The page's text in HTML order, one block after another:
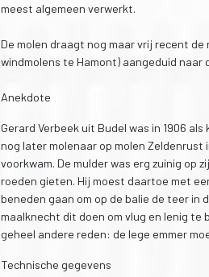
meest algemeen verwerkt.
De molen draagt nog maar vrij recent
windmolens te Hamont) aangeduid naar
Anekdote
Gerard Verbeek uit Budel was in 1906
nog later molenaar op molen
voorkwam. De mulder was erg zuinig op
roeden gieten. Hij moest daartoe met
beneden gaan om op de balie de teer in
maalknecht dit doen om vlug en lenig te
geheel andere reden: de lege emmer
Technische gegevens